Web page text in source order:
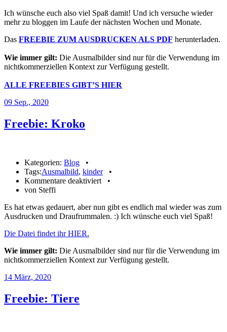
Ich wünsche euch also viel Spaß damit! Und ich versuche wieder
mehr zu bloggen im Laufe der nächsten Wochen und Monate.
Das FREEBIE ZUM AUSDRUCKEN ALS PDF herunterladen.
Wie immer gilt: Die Ausmalbilder sind nur für die Verwendung im
nichtkommerziellen Kontext zur Verfügung gestellt.
ALLE FREEBIES GIBT’S HIER
09 Sep., 2020
Freebie: Kroko
Kategorien: Blog •
Tags:Ausmalbild, kinder•
Kommentare deaktiviertfür•
von Steffi
Es hat etwas gedauert, aber nun gibt es endlich mal wieder was zum
Ausdrucken und Draufrummalen. :) Ich wünsche euch viel Spaß!
Die Datei findet ihr HIER.
Wie immer gilt: Die Ausmalbilder sind nur für die Verwendung im
nichtkommerziellen Kontext zur Verfügung gestellt.
14 März, 2020
Freebie: Tiere